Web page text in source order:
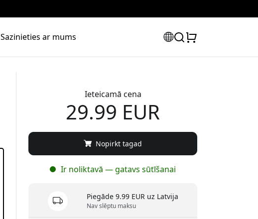
Sazinieties ar mums
Ieteicamā cena
29.99 EUR
Nopirkt tagad
Ir noliktavā — gatavs sūtīšanai
Piegāde 9.99 EUR uz Latvija
Nav slēptu maksu